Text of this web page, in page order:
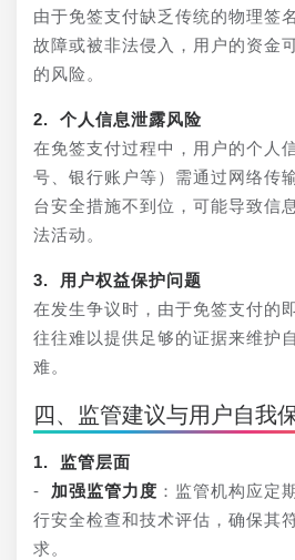
由于免签支付缺乏传统的物理签
故障或被非法侵入，用户的资金
的风险。
2. 个人信息泄露风险
在免签支付过程中，用户的个人
号、银行账户等）需通过网络传
台安全措施不到位，可能导致信
法活动。
3. 用户权益保护问题
在发生争议时，由于免签支付的
往往难以提供足够的证据来维护
难。
四、监管建议与用户自我
1. 监管层面
- 加强监管力度 ：监管机构应定
行安全检查和技术评估，确保其
求。